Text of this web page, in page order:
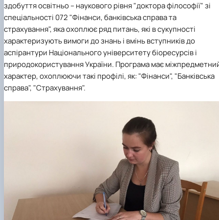
здобуття освітньо – наукового рівня "доктора філософії" зі
спеціальності 072 "Фінанси, банківська справа та
страхування", яка охоплює ряд питань, які в сукупності
характеризують вимоги до знань і вмінь вступників до
аспірантури Національного університету біоресурсів і
природокористування України. Програма має
характер, охоплюючи такі профілі, як: "Фінанси", "Банківська
справа", "Страхування".